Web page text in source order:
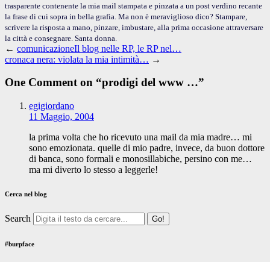
trasparente contenente la mia mail stampata e pinzata a un post verdino recante
la frase di cui sopra in bella grafia. Ma non è meraviglioso dico? Stampare,
scrivere la risposta a mano, pinzare, imbustare, alla prima occasione attraversare
la città e consegnare. Santa donna.
← comunicazioneIl blog nelle RP, le RP nel…
cronaca nera: violata la mia intimità… →
One Comment on “prodigi del www …”
egigiordano
11 Maggio, 2004
la prima volta che ho ricevuto una mail da mia madre… mi
sono emozionata. quelle di mio padre, invece, da buon dottore
di banca, sono formali e monosillabiche, persino con me…
ma mi diverto lo stesso a leggerle!
Cerca nel blog
Search
#burpface